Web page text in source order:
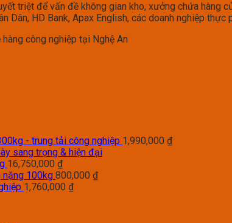
triệt để vấn đề không gian kho, xưởng chứa hàng
Dân, HD Bank, Apax English, các doanh nghiệp thực
công nghiệp tại Nghệ An
- trung tải công nghiệp 1,990,000 ₫
sang trọng & hiện đại
16,750,000 ₫
nặng 100kg 800,000 ₫
1,760,000 ₫